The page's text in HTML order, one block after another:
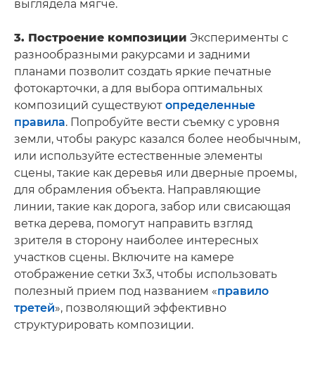
выглядела мягче.
3. Построение композиции Эксперименты с
разнообразными ракурсами и задними
планами позволит создать яркие печатные
фотокарточки, а для выбора оптимальных
композиций существуют определенные
правила. Попробуйте вести съемку с уровня
земли, чтобы ракурс казался более необычным,
или используйте естественные элементы
сцены, такие как деревья или дверные проемы,
для обрамления объекта. Направляющие
линии, такие как дорога, забор или свисающая
ветка дерева, помогут направить взгляд
зрителя в сторону наиболее интересных
участков сцены. Включите на камере
отображение сетки 3x3, чтобы использовать
полезный прием под названием «правило
третей», позволяющий эффективно
структурировать композиции.